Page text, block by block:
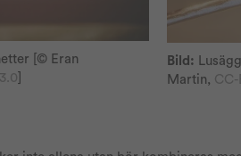
[© Eran
Bild:
Martin, CC-